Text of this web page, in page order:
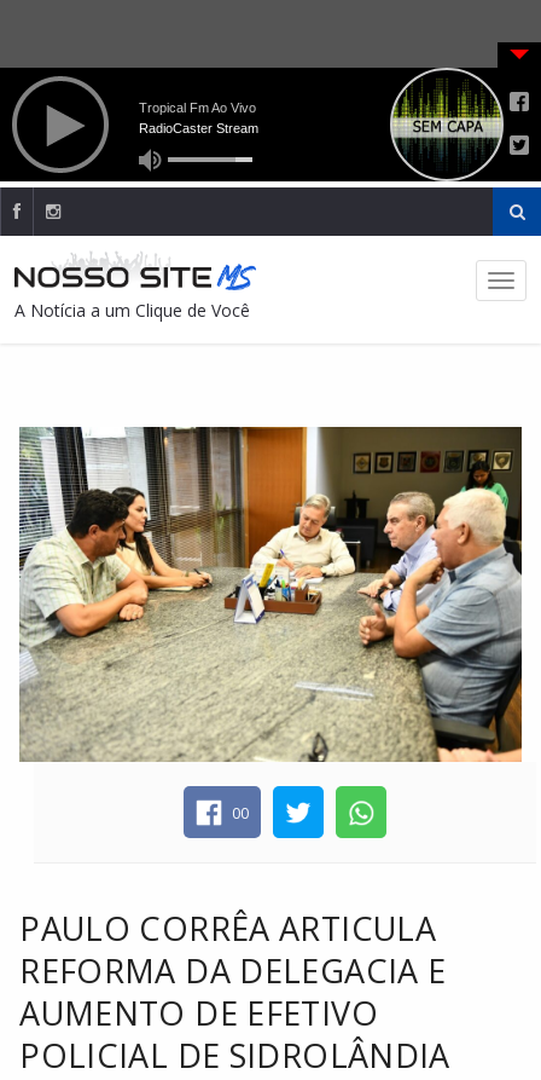
A Notícia a um Clique de Você
00
PAULO CORRÊA ARTICULA
REFORMA DA DELEGACIA E
AUMENTO DE EFETIVO
POLICIAL DE SIDROLÂNDIA